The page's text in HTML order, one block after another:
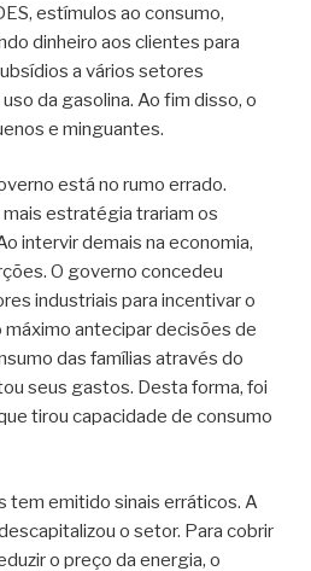
estímulos ao consumo,
dinheiro aos clientes para
a vários setores
da gasolina. Ao fim disso, o
e minguantes.
está no rumo errado.
estratégia trariam os
intervir demais na economia,
O governo concedeu
industriais para incentivar o
máximo antecipar decisões de
das famílias através do
seus gastos. Desta forma, foi
tirou capacidade de consumo
tem emitido sinais erráticos. A
o setor. Para cobrir
o preço da energia, o